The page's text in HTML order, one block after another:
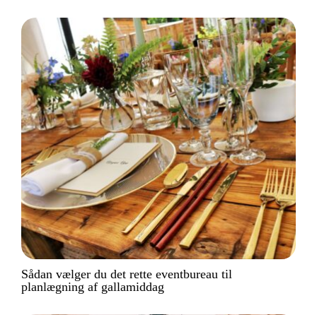
Sådan vælger du det rette eventbureau til
planlægning af gallamiddag